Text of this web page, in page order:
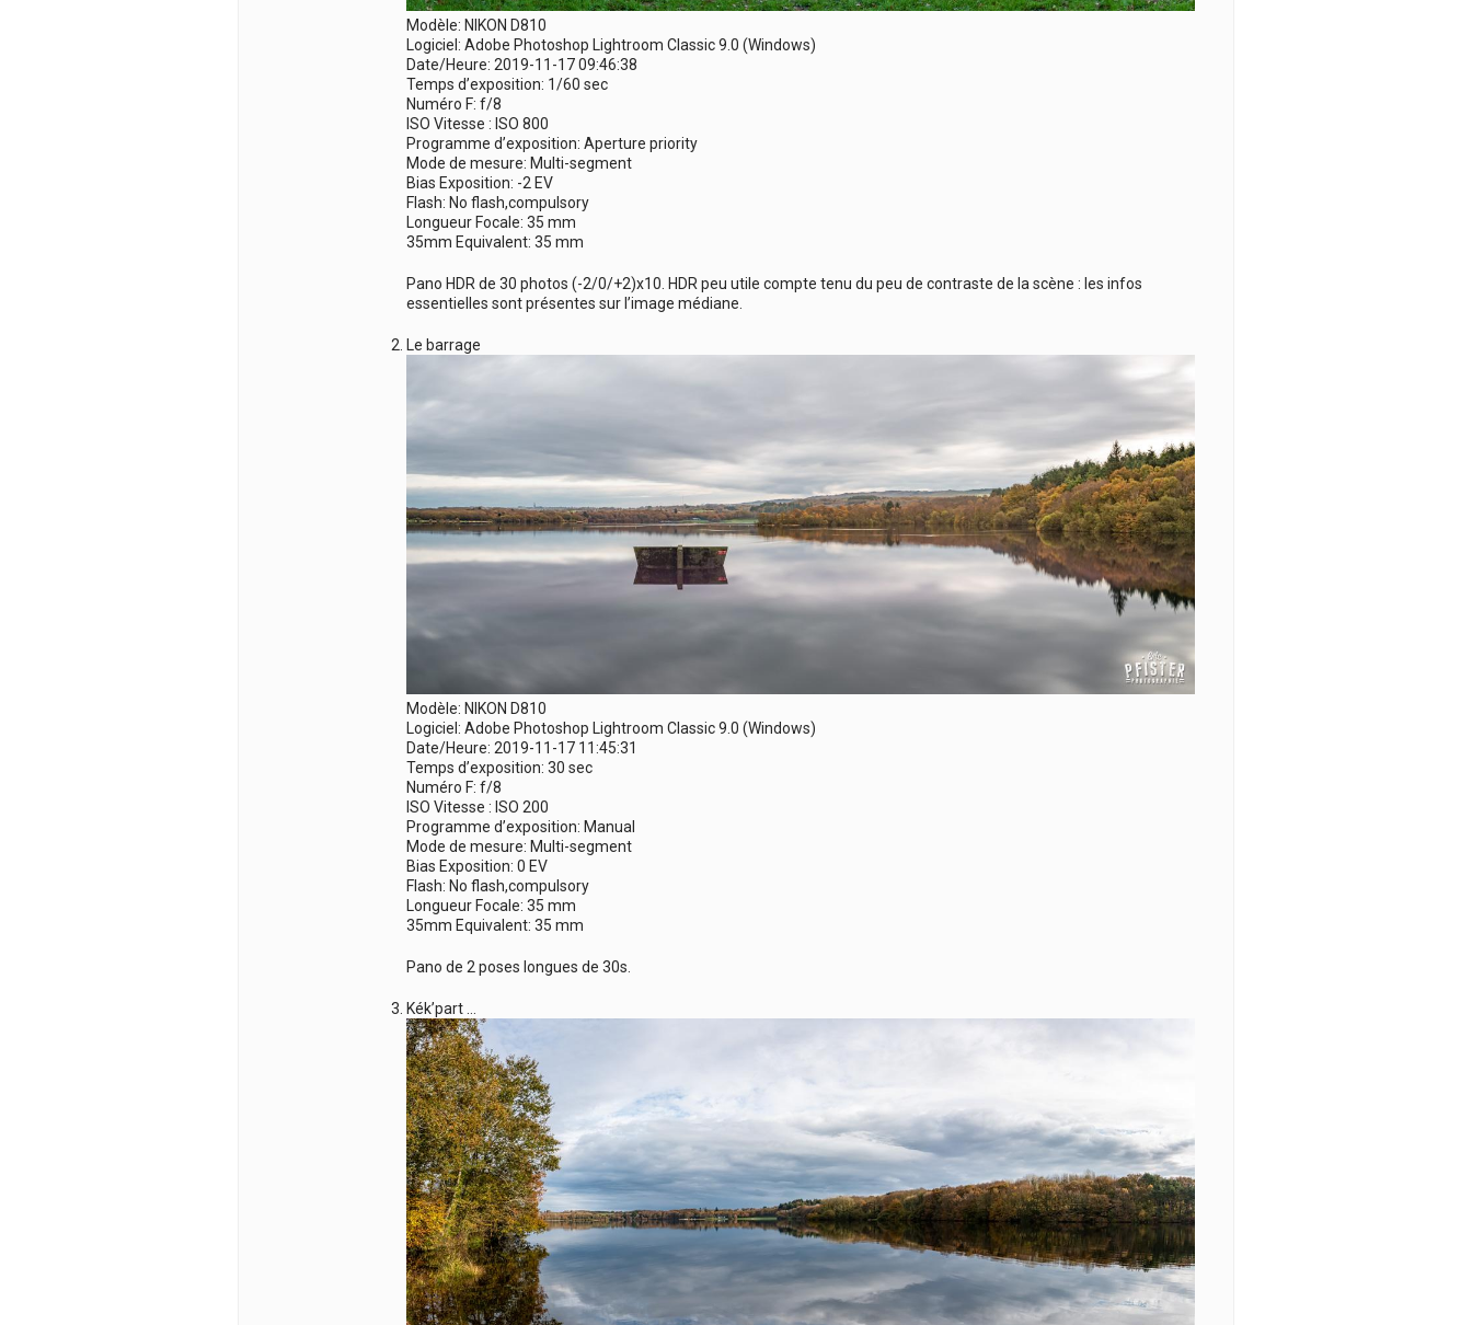
Modèle: NIKON D810
Logiciel: Adobe Photoshop Lightroom Classic 9.0 (Windows)
Date/Heure: 2019-11-17 09:46:38
Temps d’exposition: 1/60 sec
Numéro F: f/8
ISO Vitesse : ISO 800
Programme d’exposition: Aperture priority
Mode de mesure: Multi-segment
Bias Exposition: -2 EV
Flash: No flash,compulsory
Longueur Focale: 35 mm
35mm Equivalent: 35 mm
Pano HDR de 30 photos (-2/0/+2)x10. HDR peu utile compte tenu du peu de contraste de la scène : les infos
essentielles sont présentes sur l’image médiane.
Le barrage
Modèle: NIKON D810
Logiciel: Adobe Photoshop Lightroom Classic 9.0 (Windows)
Date/Heure: 2019-11-17 11:45:31
Temps d’exposition: 30 sec
Numéro F: f/8
ISO Vitesse : ISO 200
Programme d’exposition: Manual
Mode de mesure: Multi-segment
Bias Exposition: 0 EV
Flash: No flash,compulsory
Longueur Focale: 35 mm
35mm Equivalent: 35 mm
Pano de 2 poses longues de 30s.
Kék’part …